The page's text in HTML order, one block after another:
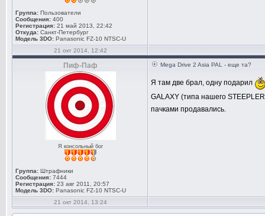
Группа: Пользователи
Сообщения: 400
Регистрация: 21 май 2013, 22:42
Откуда: Санкт-Петербург
Модель 3DO: Panasonic FZ-10 NTSC-U
21 окт 2014, 12:42
Пиф-Паф
Я консольный бог
Группа: Штрафники
Сообщения: 7444
Регистрация: 23 авг 2011, 20:57
Модель 3DO: Panasonic FZ-10 NTSC-U
Mega Drive 2 Asia PAL - еще та?
Я там две брал, одну подарил
GALAXY (типа нашего
пачками продавались.
21 окт 2014, 13:24